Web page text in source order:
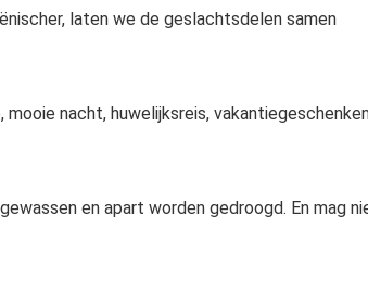
laten we de geslachtsdelen samen
nacht, huwelijksreis,
en apart worden gedroogd. En mag